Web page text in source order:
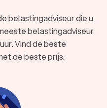
belastingadviseur die u
belastingadviseur
Vind de beste
de beste prijs.